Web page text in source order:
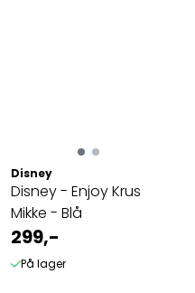
Disney
Disney - Enjoy Krus
Mikke - Blå
299,-
På lager